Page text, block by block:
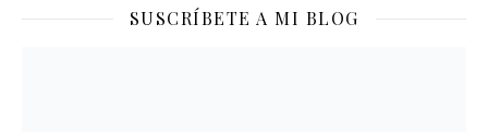
SUSCRÍBETE A MI BLOG